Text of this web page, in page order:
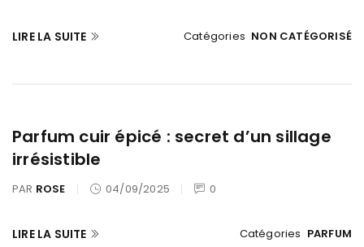
Catégories NON CATÉGORISÉ
LIRE LA SUITE
Parfum cuir épicé : secret d’un sillage
irrésistible
PAR ROSE 04/09/2025 0
Catégories PARFUM
LIRE LA SUITE